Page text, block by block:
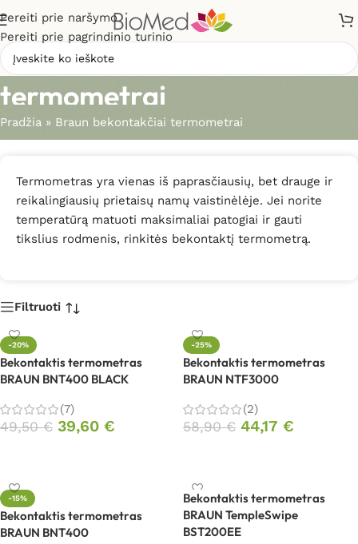
Pereiti prie naršymo
Pereiti prie pagrindinio turinio
Braun bekontakčiai
termometrai
Pradžia » Braun bekontakčiai termometrai
Termometras yra vienas iš paprasčiausių, bet drauge ir
reikalingiausių prietaisų namų vaistinėlėje. Jei norite
temperatūrą matuoti maksimaliai patogiai ir gauti
tikslius rodmenis, rinkitės bekontaktį termometrą.
Filtruoti
-20%
Bekontaktis termometras
BRAUN BNT400 BLACK
(7)
49,50€ 39,60 €
-25%
Bekontaktis termometras
BRAUN NTF3000
(2)
58,90€ 44,17 €
-15%
Bekontaktis termometras
BRAUN BNT400
Bekontaktis termometras
BRAUN TempleSwipe
BST200EE